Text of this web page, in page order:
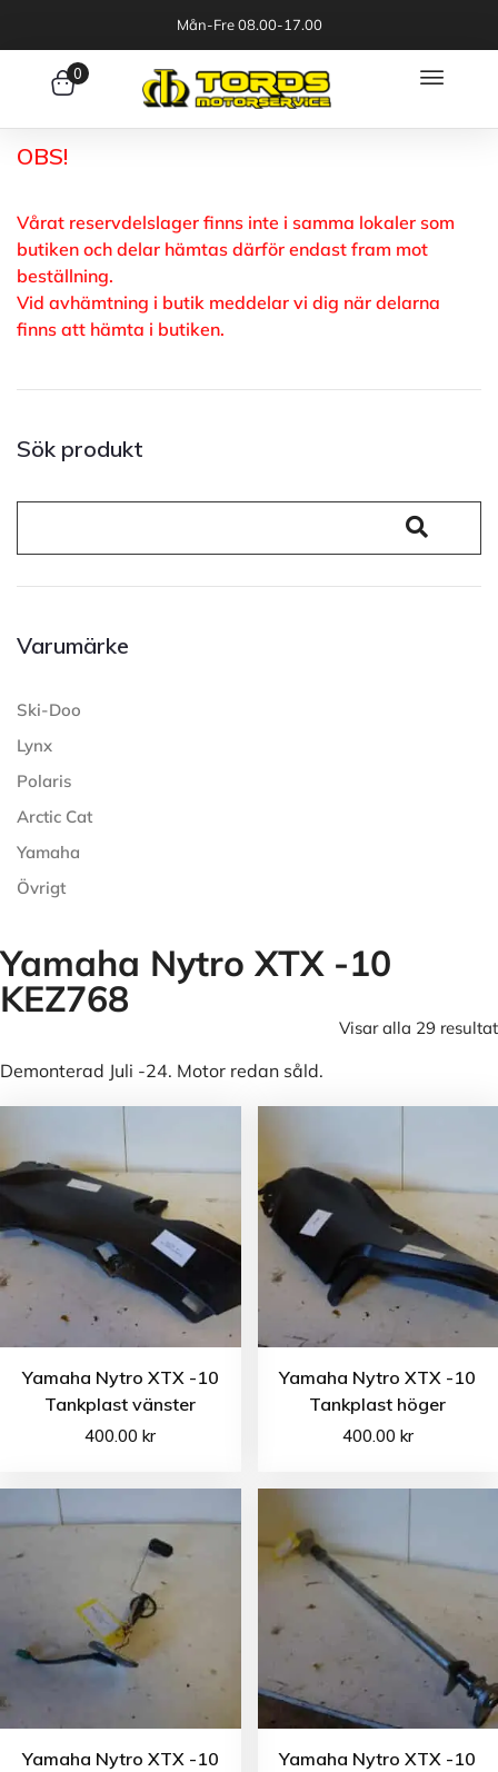
Mån-Fre 08.00-17.00
0
OBS!
Vårat reservdelslager finns inte i samma lokaler som
butiken och delar hämtas därför endast fram mot
beställning.
Vid avhämtning i butik meddelar vi dig när delarna
finns att hämta i butiken.
Sök produkt
Varumärke
Ski-Doo
Lynx
Polaris
Arctic Cat
Yamaha
Övrigt
Yamaha Nytro XTX -10
KEZ768
Visar alla 29 resultat
Demonterad Juli -24. Motor redan såld.
Yamaha Nytro XTX -10
Tankplast vänster
400.00kr
Yamaha Nytro XTX -10
Tankplast höger
400.00 kr
Yamaha Nytro XTX -10
Yamaha Nytro XTX -10